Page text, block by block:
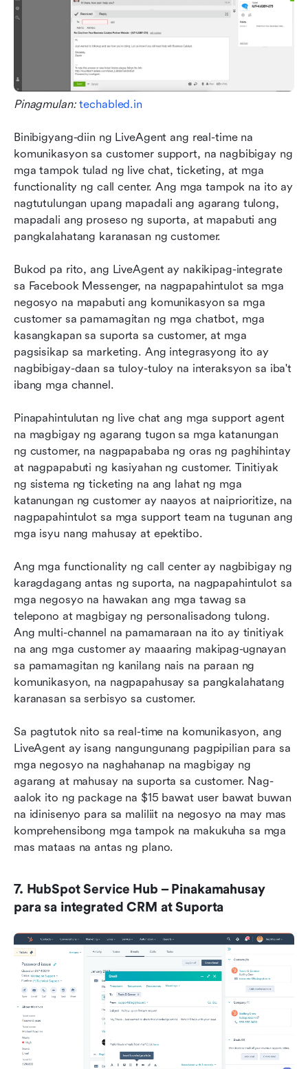
Pinagmulan: techabled.in
Binibigyang-diin ng LiveAgent ang real-time na
komunikasyon sa customer support, na nagbibigay ng
mga tampok tulad ng live chat, ticketing, at mga
functionality ng call center. Ang mga tampok na ito ay
nagtutulungan upang mapadali ang agarang tulong,
mapadali ang proseso ng suporta, at mapabuti ang
pangkalahatang karanasan ng customer.
Bukod pa rito, ang LiveAgent ay nakikipag-integrate
sa Facebook Messenger, na nagpapahintulot sa mga
negosyo na mapabuti ang komunikasyon sa mga
customer sa pamamagitan ng mga chatbot, mga
kasangkapan sa suporta sa customer, at mga
pagsisikap sa marketing. Ang integrasyong ito ay
nagbibigay-daan sa tuloy-tuloy na interaksyon sa iba't
ibang mga channel.
Pinapahintulutan ng live chat ang mga support agent
na magbigay ng agarang tugon sa mga katanungan
ng customer, na nagpapababa ng oras ng paghihintay
at nagpapabuti ng kasiyahan ng customer. Tinitiyak
ng sistema ng ticketing na ang lahat ng mga
katanungan ng customer ay naayos at naiprioritize, na
nagpapahintulot sa mga support team na tugunan ang
mga isyu nang mahusay at epektibo.
Ang mga functionality ng call center ay nagbibigay ng
karagdagang antas ng suporta, na nagpapahintulot sa
mga negosyo na hawakan ang mga tawag sa
telepono at magbigay ng personalisadong tulong.
Ang multi-channel na pamamaraan na ito ay tinitiyak
na ang mga customer ay maaaring makipag-ugnayan
sa pamamagitan ng kanilang nais na paraan ng
komunikasyon, na nagpapahusay sa pangkalahatang
karanasan sa serbisyo sa customer.
Sa pagtutok nito sa real-time na komunikasyon, ang
LiveAgent ay isang nangungunang pagpipilian para sa
mga negosyo na naghahanap na magbigay ng
agarang at mahusay na suporta sa customer. Nag-
aalok ito ng package na $15 bawat user bawat buwan
na idinisenyo para sa maliliit na negosyo na may mas
komprehensibong mga tampok na makukuha sa mga
mas mataas na antas ng plano.
7. HubSpot Service Hub – Pinakamahusay
para sa integrated CRM at Suporta